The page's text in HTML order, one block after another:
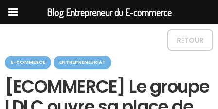
RETOUR
C
a
g
E-COMMERCE ENTREPRENEURIAT
[ECOMMERCE] Le groupe
Blog Entrepreneur du E-commerce